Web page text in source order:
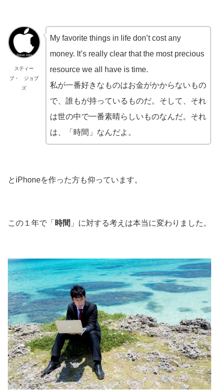
スティー
ブ・ ジョブ
ズ
My favorite things in life don’t cost any
money. It’s really clear that the most precious
resource we all have is time.
私が一番好きなものはお金がかからないもの
で、誰もが持っているものだ。そして、それ
は世の中で一番素晴らしいものなんだ。それ
は、「時間」なんだよ。
とiPhoneを作った方も仰っています。
この１年で「 時間 」に対する考えは本当に変わりました。